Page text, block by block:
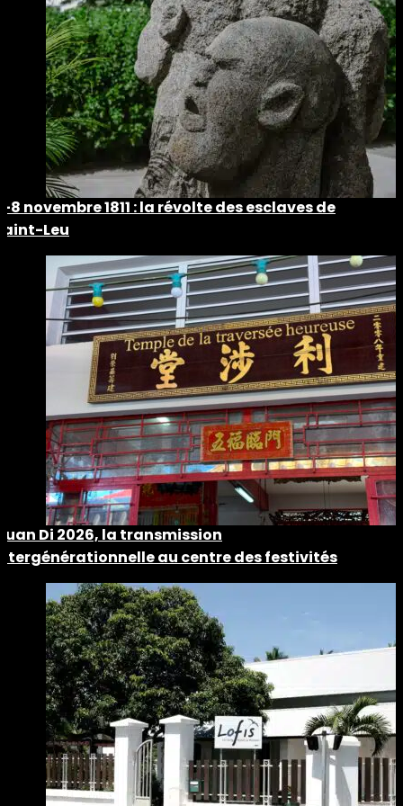
8 novembre 1811 : la révolte des esclaves de
Leu
Di 2026, la transmission
au centre des festivités